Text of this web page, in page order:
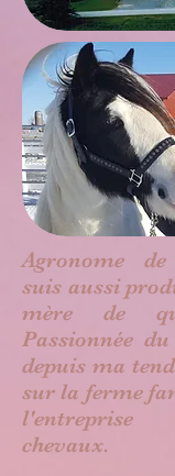
Agronome
suis aussi
mère de
Passionnée
depuis ma
sur la ferme
l'entreprise
chevaux.